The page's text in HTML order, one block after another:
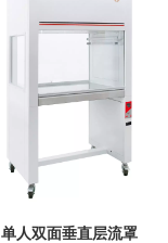
单人双面垂直层流罩